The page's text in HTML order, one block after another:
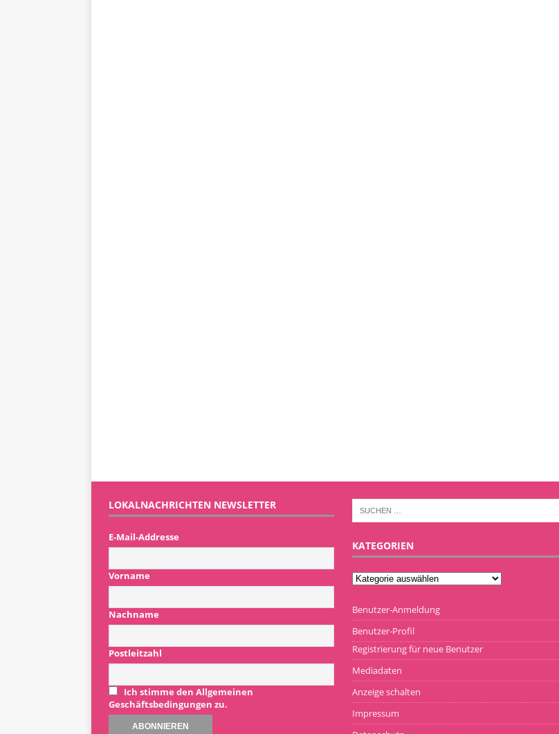
LOKALNACHRICHTEN NEWSLETTER
E-Mail-Addresse
Vorname
Nachname
Postleitzahl
Ich stimme den Allgemeinen
Geschäftsbedingungen zu.
KATEGORIEN
Benutzer-Anmeldung
Benutzer-Profil
Registrierung für neue Benutzer
Mediadaten
Anzeige schalten
Impressum